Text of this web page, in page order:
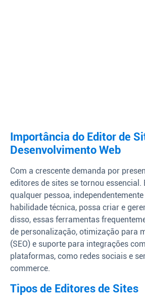
Importância do Editor de
Desenvolvimento Web
Com a crescente demanda por
editores de sites se tornou essencial.
qualquer pessoa,
habilidade técnica, possa criar e
disso, essas ferramentas
de personalização, otimização para
(SEO) e suporte para integrações
plataformas, como redes sociais e
commerce.
Tipos de Editores de Sites